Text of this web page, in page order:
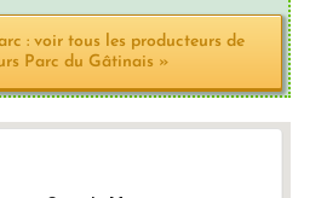
: voir tous les producteurs de
Parc du Gâtinais »